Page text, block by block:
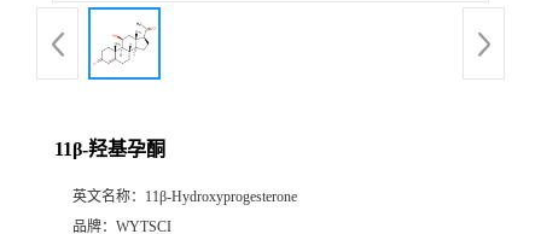
11β-羟基孕酮
英文名称： 11β-Hydroxyprogesterone
品牌： WYTSCI